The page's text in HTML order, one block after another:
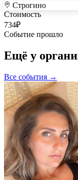
+
–
Строгино
Стоимость
734₽
Событие прошло
Ещё у
Все события →